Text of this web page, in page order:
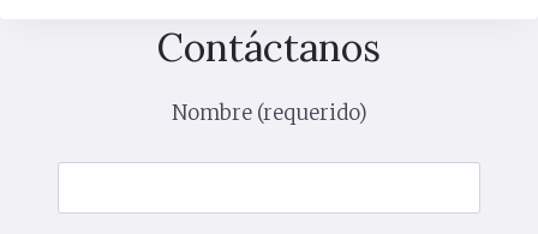
Contáctanos
Nombre (requerido)